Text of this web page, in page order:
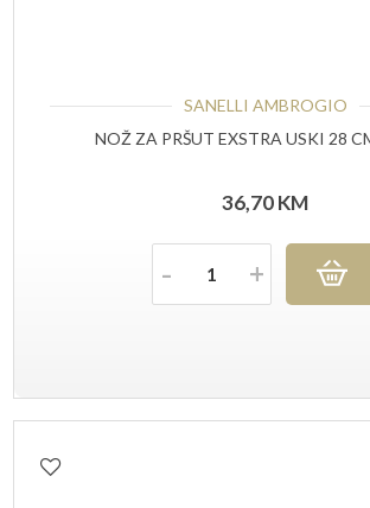
SANELLI AMBROGIO
NOŽ ZA PRŠUT EXSTRA USKI 28
36,70KM
Količina